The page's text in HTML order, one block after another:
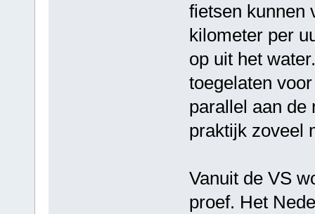
fietsen kunnen
kilometer per
op uit het
toegelaten
parallel aan de
praktijk zoveel
Vanuit de VS
proef. Het